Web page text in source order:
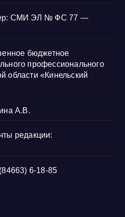
СМИ ЭЛ № ФС 77 —
бюджетное
профессионального
области «Кинельский
А.В.
редакции:
6-18-85